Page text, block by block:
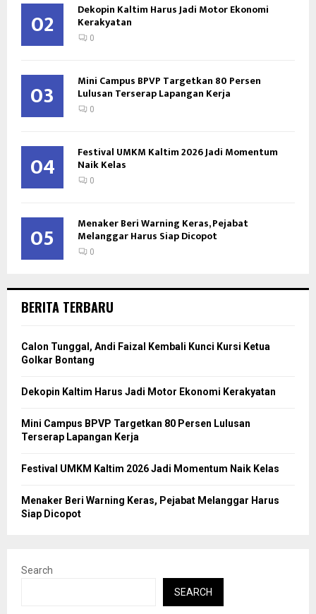
02 Dekopin Kaltim Harus Jadi Motor Ekonomi
Kerakyatan
0
03 Mini Campus BPVP Targetkan 80 Persen
Lulusan Terserap Lapangan Kerja
0
04 Festival UMKM Kaltim 2026 Jadi Momentum
Naik Kelas
0
05 Menaker Beri Warning Keras, Pejabat
Melanggar Harus Siap Dicopot
0
BERITA TERBARU
Calon Tunggal, Andi Faizal Kembali Kunci Kursi Ketua
Golkar Bontang
Dekopin Kaltim Harus Jadi Motor Ekonomi Kerakyatan
Mini Campus BPVP Targetkan 80 Persen Lulusan
Terserap Lapangan Kerja
Festival UMKM Kaltim 2026 Jadi Momentum Naik Kelas
Menaker Beri Warning Keras, Pejabat Melanggar Harus
Siap Dicopot
Search
SEARCH